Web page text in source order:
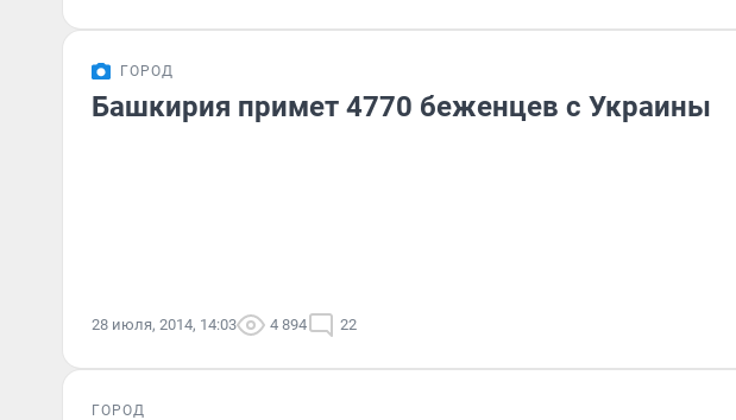
ГОРОД
Башкирия примет 4770 беженцев с Украины
28 июля, 2014, 14:03 4 894 22
ГОРОД